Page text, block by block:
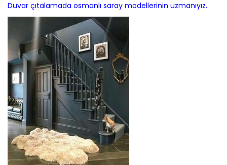
Duvar çıtalamada osmanlı saray modellerinin uzmanıyız.